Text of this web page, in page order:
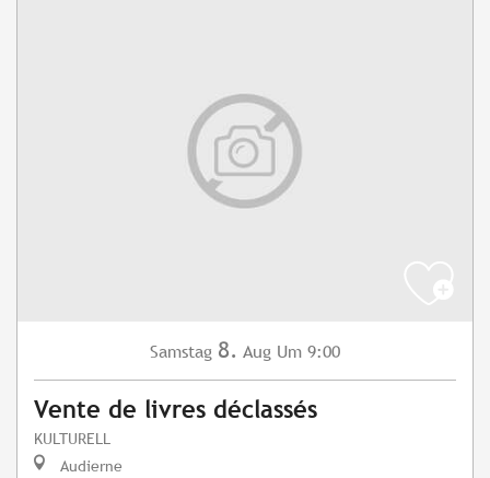
Samstag 8. Aug Um 9:00
Vente de livres déclassés
KULTURELL
Audierne